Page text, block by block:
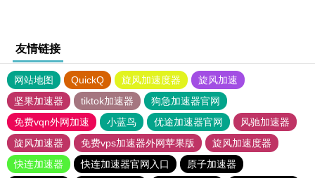
友情链接
网站地图 QuickQ 旋风加速度器
旋风加速
坚果加速器
tiktok加速器
狗急加速器官网
免费vqn外网加速
小蓝鸟 优途加速器官网
风驰加速器
旋风加速器
免费vps加速器外网苹果版
旋风加速度器
快连加速器
快连加速器官网入口
原子加速器